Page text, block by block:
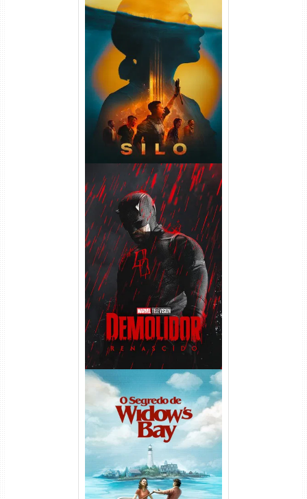
Silo 2ª Temporada (2024)
WEB-DL 1080p Dual Áudio
Demolidor: Renascido 2ª
Temporada (2026) WEB-DL
1080p Dual Áudio
O Segredo de Widow’s Bay
1ª Temporada Torrent (2026)
WEB-DL 1080p Dual Áudio